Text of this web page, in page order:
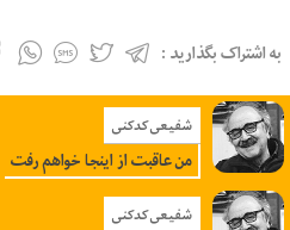
به اشتراک بگذارید :
شفیعی کدکنی
من عاقبت از اینجا خواهم رفت
شفیعی کدکنی